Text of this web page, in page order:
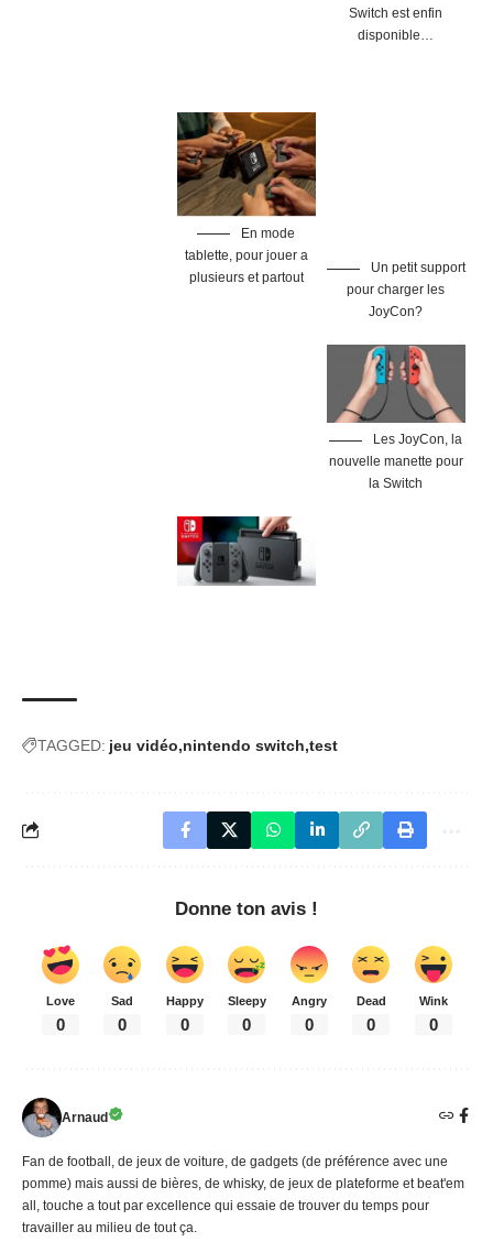
Switch est enfin
disponible…
En mode
tablette, pour jouer a
plusieurs et partout
Un petit support
pour charger les
JoyCon?
Les JoyCon, la
nouvelle manette pour
la Switch
TAGGED: jeu vidéo nintendo switch test
Donne ton avis !
Love
0
Sad
0
Happy
0
Sleepy
0
Angry
0
Dead
0
Wink
0
Arnaud
Fan de football, de jeux de voiture, de gadgets (de préférence avec une
pomme) mais aussi de bières, de whisky, de jeux de plateforme et beat'em
all, touche a tout par excellence qui essaie de trouver du temps pour
travailler au milieu de tout ça.